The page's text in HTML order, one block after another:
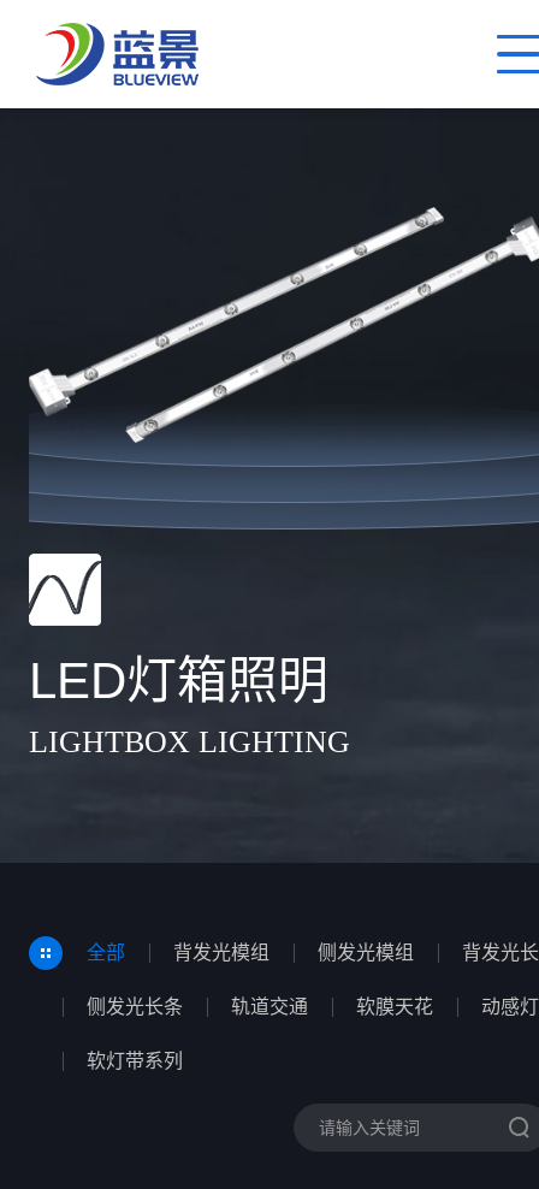
LED灯箱照明
LIGHTBOX LIGHTING
全部 背发光模组 侧发光模组 背发光
侧发光长条 轨道交通 软膜天花 动感
软灯带系列